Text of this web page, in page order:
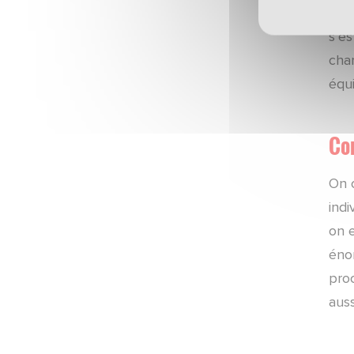
On
on